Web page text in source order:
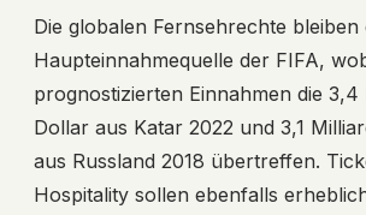
Die globalen Fernsehrechte bleiben
Haupteinnahmequelle der FIFA,
prognostizierten Einnahmen die
Dollar aus Katar 2022 und 3,1
aus Russland 2018 übertreffen.
Hospitality sollen ebenfalls